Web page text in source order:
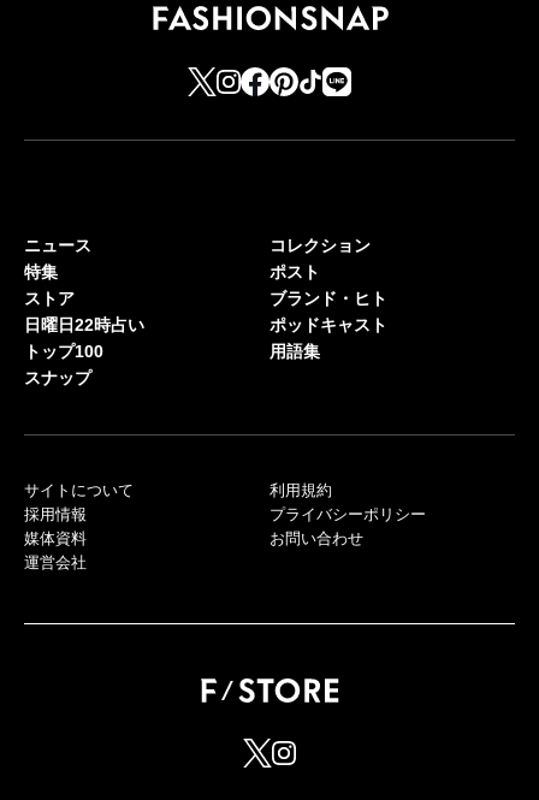
ニュース
特集
ストア
日曜日22時占い
トップ100
スナップ
コレクション
ポスト
ブランド・ヒト
ポッドキャスト
用語集
サイトについて
採用情報
媒体資料
運営会社
利用規約
プライバシーポリシー
お問い合わせ